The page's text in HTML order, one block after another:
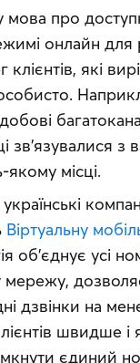
про
онлайн для
клієнтів, які
зв’язувалися з
якому місці.
Віртуальну
об’єднує усі
мережу,
дзвінки на
швидше і
єдиний